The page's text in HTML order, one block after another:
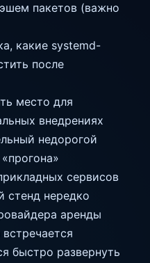
пакетов (важно
какие systemd-
после
место для
внедрениях
недорогой
сервисов
стенд нередко
аренды
быстро развернуть